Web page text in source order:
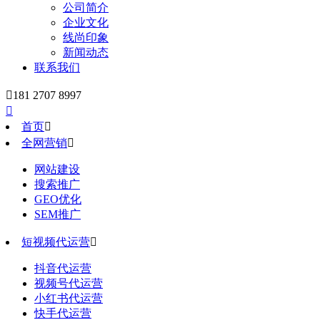
公司简介
企业文化
线尚印象
新闻动态
联系我们
181 2707 8997

首页
全网营销
网站建设
搜索推广
GEO优化
SEM推广
短视频代运营
抖音代运营
视频号代运营
小红书代运营
快手代运营